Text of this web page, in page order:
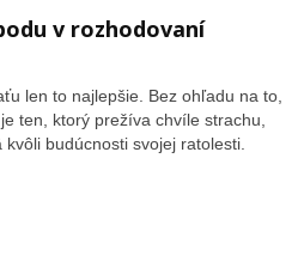
v rozhodovaní
len to najlepšie. Bez ohľadu na to,
ten, ktorý prežíva chvíle strachu,
budúcnosti svojej ratolesti.